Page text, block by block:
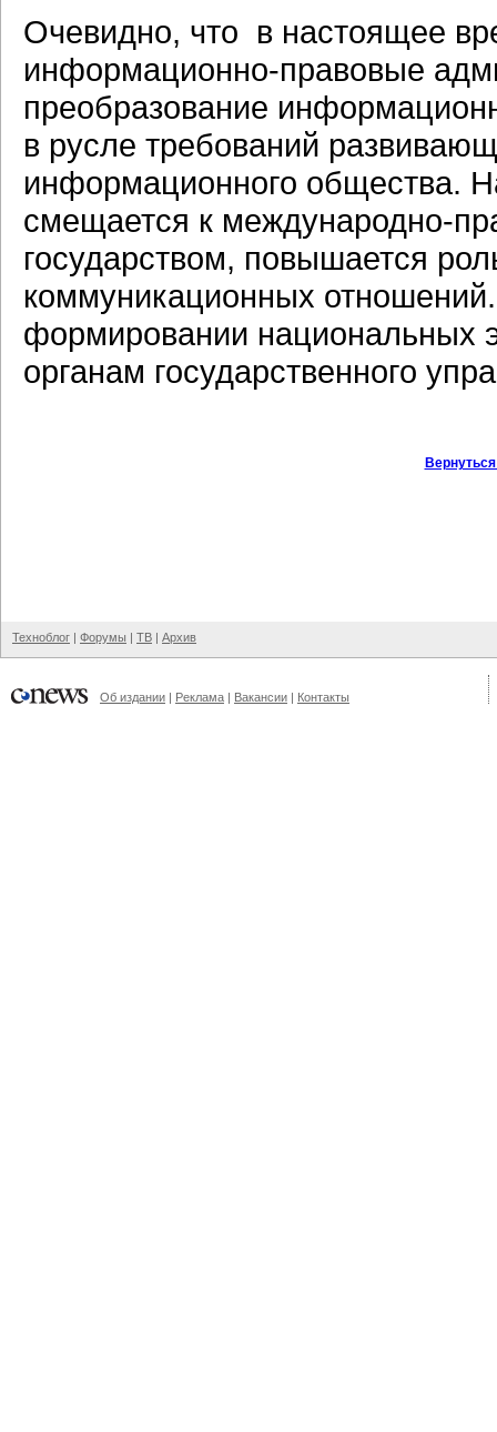
Очевидно, что в настоящее
информационно-правовые
преобразование
в русле требований
информационного общества.
смещается к международно-
государством, повышается
коммуникационных
формировании национальных
органам государственного
Техноблог | Форумы | ТВ | Архив
Об издании | Реклама | Вакансии | Контакты